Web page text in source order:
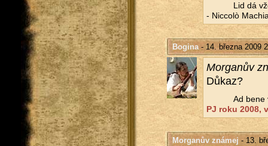
Lid dá
- Nic­colò
Bogina- 14. března 2009
Mor­ga­nův
Důkaz?
Ad bene
PJ roku 2008,
Morganův známej - 13.